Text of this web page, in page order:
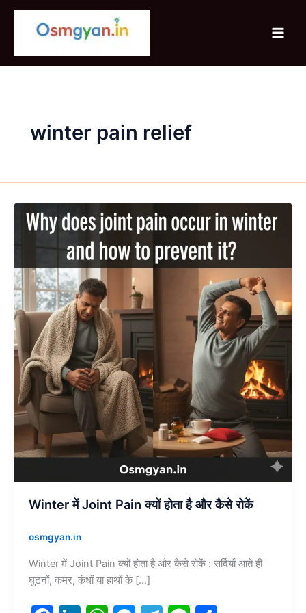
Skip
winter pain relief
Winter में Joint Pain क्यों होता है और कैसे रोकें
osmgyan.in
Winter में Joint Pain क्यों होता है और कैसे रोकें : सर्दियाँ आते ही
घुटनों, कमर, कंधों या हाथों के […]
Winter
में
क्यों
होता
है
और
कैसे
रोकें